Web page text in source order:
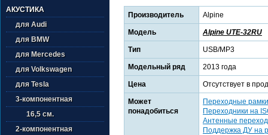
АКУСТИКА
для Audi
для BMW
для Mercedes
для Volkswagen
для Tesla
3-компонентная
16,5 см.
2-компонентная
Производитель Alpine
Модель Alpine UTE-32RU
Тип USB/MP3
Модельный ряд 2013 года
Цена Отсутствует в
Может
понадобиться
Переходные рамки
Переходники на
Антенные
Поддержка ДУ на